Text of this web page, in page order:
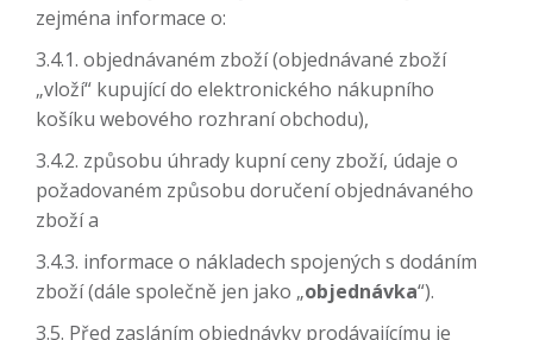
zejména informace o:
3.4.1. objednávaném zboží (objednávané zboží
„vloží“ kupující do elektronického nákupního
košíku webového rozhraní obchodu),
3.4.2. způsobu úhrady kupní ceny zboží, údaje o
požadovaném způsobu doručení objednávaného
zboží a
3.4.3. informace o nákladech spojených s dodáním
zboží (dále společně jen jako „objednávka“).
3.5. Před zasláním objednávky prodávajícímu je